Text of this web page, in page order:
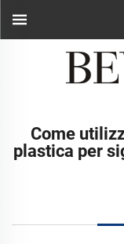
Come
plastica per